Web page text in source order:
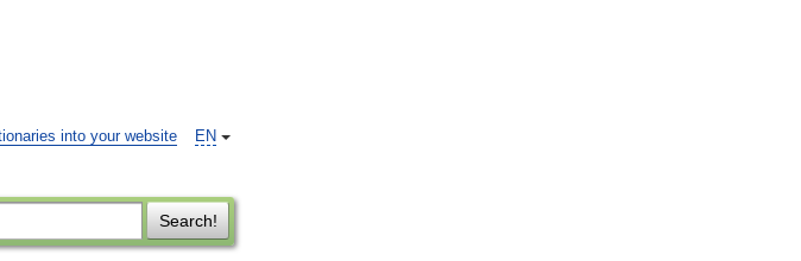
EN
into your website
Search!